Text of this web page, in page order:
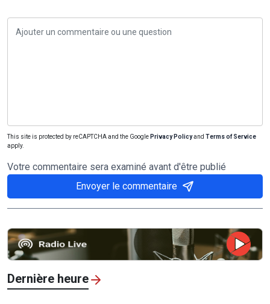
This site is protected by reCAPTCHA and the Google Privacy Policyand Terms of Service
apply.
Votre commentaire sera examiné avant d'être publié
Envoyer le commentaire
Dernière heure